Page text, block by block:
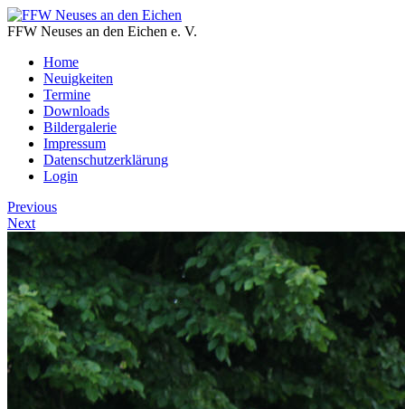
FFW Neuses an den Eichen e. V.
Home
Neuigkeiten
Termine
Downloads
Bildergalerie
Impressum
Datenschutzerklärung
Login
Previous
Next